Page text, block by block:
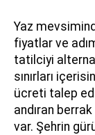
Yaz
fiyatlar ve
tatilciyi
sınırları
ücreti talep
andıran
var. Şehrin